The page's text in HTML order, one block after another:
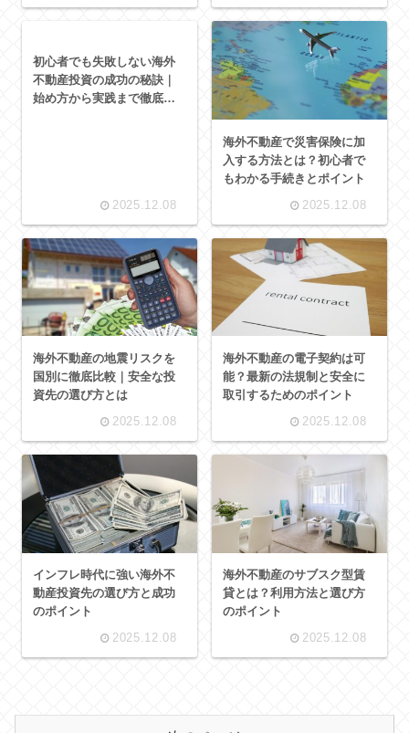
初心者でも失敗しない海外
不動産投資の成功の秘訣｜
始め方から実践まで徹底解
2025.12.08
海外不動産で災害保険に加
入する方法とは？初心者で
もわかる手続きとポイント
2025.12.08
海外不動産の地震リスクを
国別に徹底比較｜安全な投
資先の選び方とは
2025.12.08
海外不動産の電子契約は可
能？最新の法規制と安全に
取引するためのポイント
2025.12.08
インフレ時代に強い海外不
動産投資先の選び方と成功
のポイント
2025.12.08
海外不動産のサブスク型賃
貸とは？利用方法と選び方
のポイント
2025.12.08